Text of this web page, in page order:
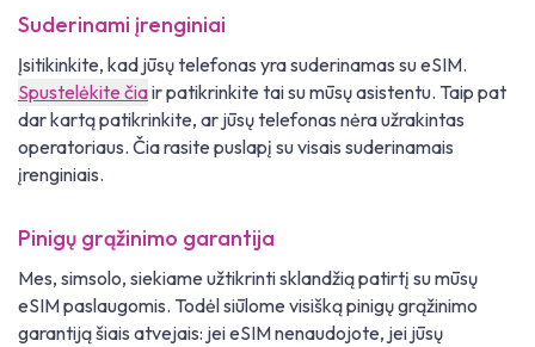
Suderinami įrenginiai
Įsitikinkite, kad jūsų telefonas yra suderinamas su eSIM.
Spustelėkite čiair patikrinkite tai su mūsų asistentu. Taip pat
dar kartą patikrinkite, ar jūsų telefonas nėra užrakintas
operatoriaus. Čia rasite puslapį su visais suderinamais
įrenginiais.
Pinigų grąžinimo garantija
Mes, simsolo, siekiame užtikrinti sklandžią patirtį su mūsų
eSIM paslaugomis. Todėl siūlome visišką pinigų grąžinimo
garantiją šiais atvejais: jei eSIM nenaudojote, jei jūsų